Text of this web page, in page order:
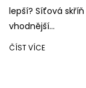
lepší? Síťová
vhodnější...
ČÍST VÍCE